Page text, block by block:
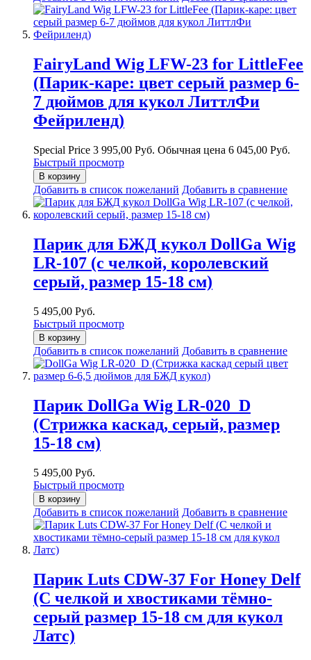
FairyLand Wig LFW-23 for LittleFee
(Парик-каре: цвет серый размер 6-
7 дюймов для кукол ЛиттлФи
Фейриленд)
Special Price 3 995,00 Руб. Обычная цена 6 045,00 Руб.
Быстрый просмотр
В корзину
Добавить в список пожеланий Добавить в сравнение
Парик для БЖД кукол DollGa Wig
LR-107 (с челкой, королевский
серый, размер 15-18 см)
5 495,00 Руб.
Быстрый просмотр
В корзину
Добавить в список пожеланий Добавить в сравнение
Парик DollGa Wig LR-020_D
(Стрижка каскад, серый, размер
15-18 см)
5 495,00 Руб.
Быстрый просмотр
В корзину
Добавить в список пожеланий Добавить в сравнение
Парик Luts CDW-37 For Honey Delf
(С челкой и хвостиками тёмно-
серый размер 15-18 см для кукол
Латс)